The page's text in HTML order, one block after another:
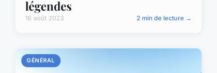
légendes
16 août 2023 2 min de lecture →
GÉNÉRAL